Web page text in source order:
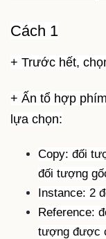
Cách 1
+ Trước hết,
+ Ấn tổ hợp
lựa chọn:
Copy: đối
đối tượng
Instance: 2
Reference:
tượng được